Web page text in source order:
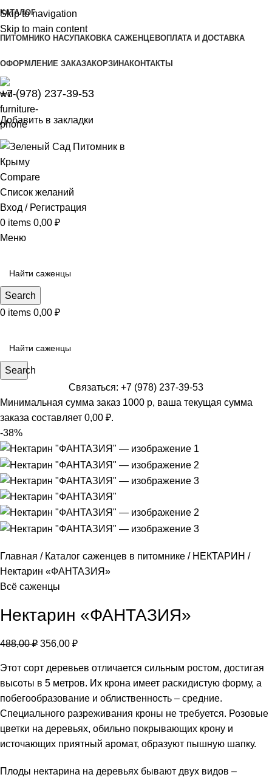
Skip to navigation
Skip to main content
КАТАЛОГ
ПИТОМНИКО НАСУПАКОВКА САЖЕНЦЕВОПЛАТА И ДОСТАВКА
ОФОРМЛЕНИЕ ЗАКАЗАКОРЗИНАКОНТАКТЫ
+7 (978) 237-39-53
Добавить в закладки
Compare
Список желаний
Вход / Регистрация
0 items 0,00 ₽
Меню
Search
0 items 0,00 ₽
Search
Связаться: +7 (978) 237-39-53
Минимальная сумма заказ 1000 р, ваша текущая сумма
заказа составляет 0,00 ₽.
-38%
Главная Каталог саженцев в питомнике
НЕКТАРИН
Нектарин «ФАНТАЗИЯ»
Всё саженцы
Нектарин «ФАНТАЗИЯ»
488,00₽ 356,00 ₽
Этот сорт деревьев отличается сильным ростом, достигая
высоты в 5 метров. Их крона имеет раскидистую форму, а
побегообразование и облиственность – средние.
Специального разреживания кроны не требуется. Розовые
цветки на деревьях, обильно покрывающих крону и
источающих приятный аромат, образуют пышную шапку.
Плоды нектарина на деревьях бывают двух видов –